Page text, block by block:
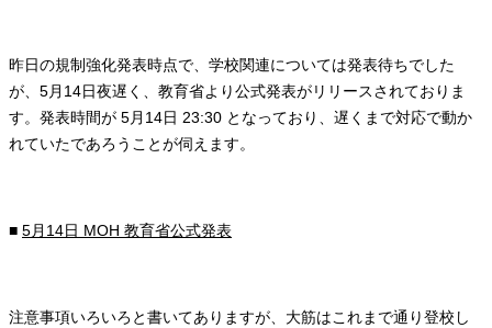
昨日の規制強化発表時点で、学校関連については発表待ちでした
が、5月14日夜遅く、教育省より公式発表がリリースされておりま
す。発表時間が 5月14日 23:30 となっており、遅くまで対応で動か
れていたであろうことが伺えます。
■ 5月14日 MOH 教育省公式発表
注意事項いろいろと書いてありますが、大筋はこれまで通り登校し